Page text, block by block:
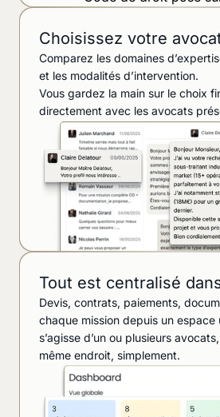
Choisissez votre
Comparez les domaines
et les modalités d’intervention.
Vous gardez la main sur le choix
directement avec les avocats
Tout est centralisé
Devis, contrats, paiements,
chaque mission depuis un espace
s’agisse d’un ou plusieurs
même endroit, simplement.